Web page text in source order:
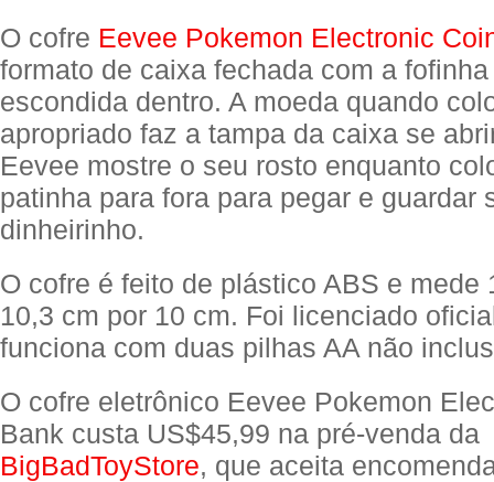
O cofre Eevee Pokemon Electronic
formato de caixa fechada com a
escondida dentro. A moeda quando
apropriado faz a tampa da caixa se
Eevee mostre o seu rosto enquanto
patinha para fora para pegar e guardar
dinheirinho.
O cofre é feito de plástico ABS e mede
10,3 cm por 10 cm. Foi licenciado
funciona com duas pilhas AA não
O cofre eletrônico Eevee Pokemon
Bank custa US$45,99 na pré-venda da
BigBadToyStore, que aceita